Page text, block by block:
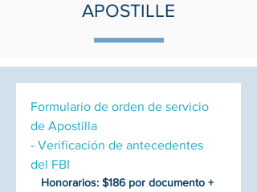
APOSTILLE
Formulario de orden de servicio
de Apostilla
- Verificación de antecedentes
del FBI
Honorarios: $186 por documento +